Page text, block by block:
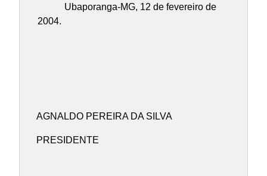
Ubaporanga-MG, 12 de fevereiro de
2004.
AGNALDO PEREIRA DA SILVA
PRESIDENTE